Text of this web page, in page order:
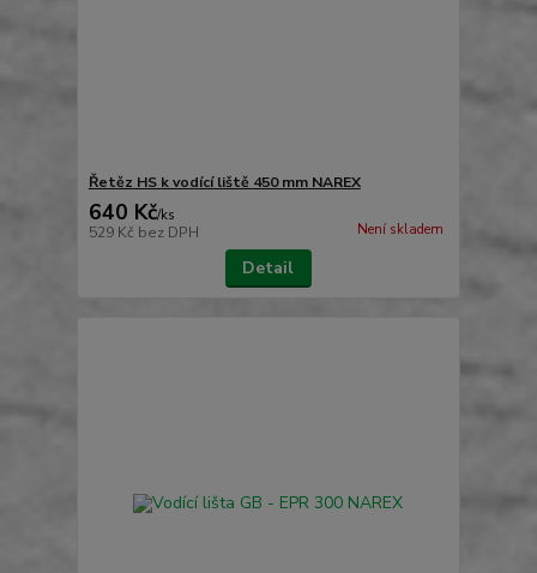
Řetěz HS k vodící liště 450 mm NAREX
640 Kč/ks
529 Kč bez DPH Není skladem
Detail